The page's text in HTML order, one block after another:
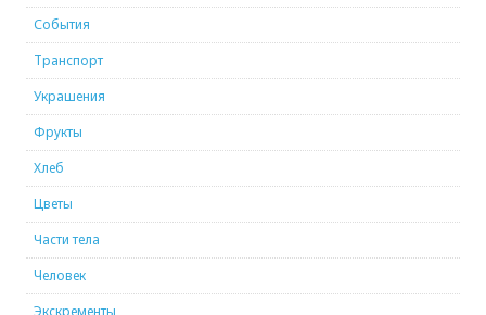
События
Транспорт
Украшения
Фрукты
Хлеб
Цветы
Части тела
Человек